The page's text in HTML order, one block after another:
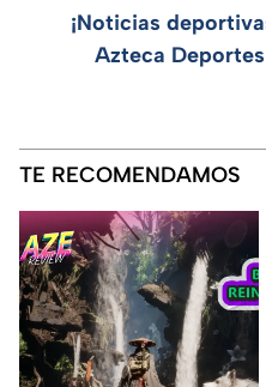
¡Noticias
Azteca
TE RECOMENDAMOS